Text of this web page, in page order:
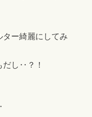
ー綺麗にしてみ
だし‥？！